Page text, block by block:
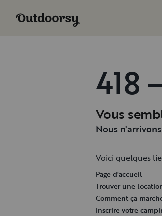
418
Vous
Nous
Voici quelques
Page d'accueil
Trouver une
Comment ça
Inscrire votre